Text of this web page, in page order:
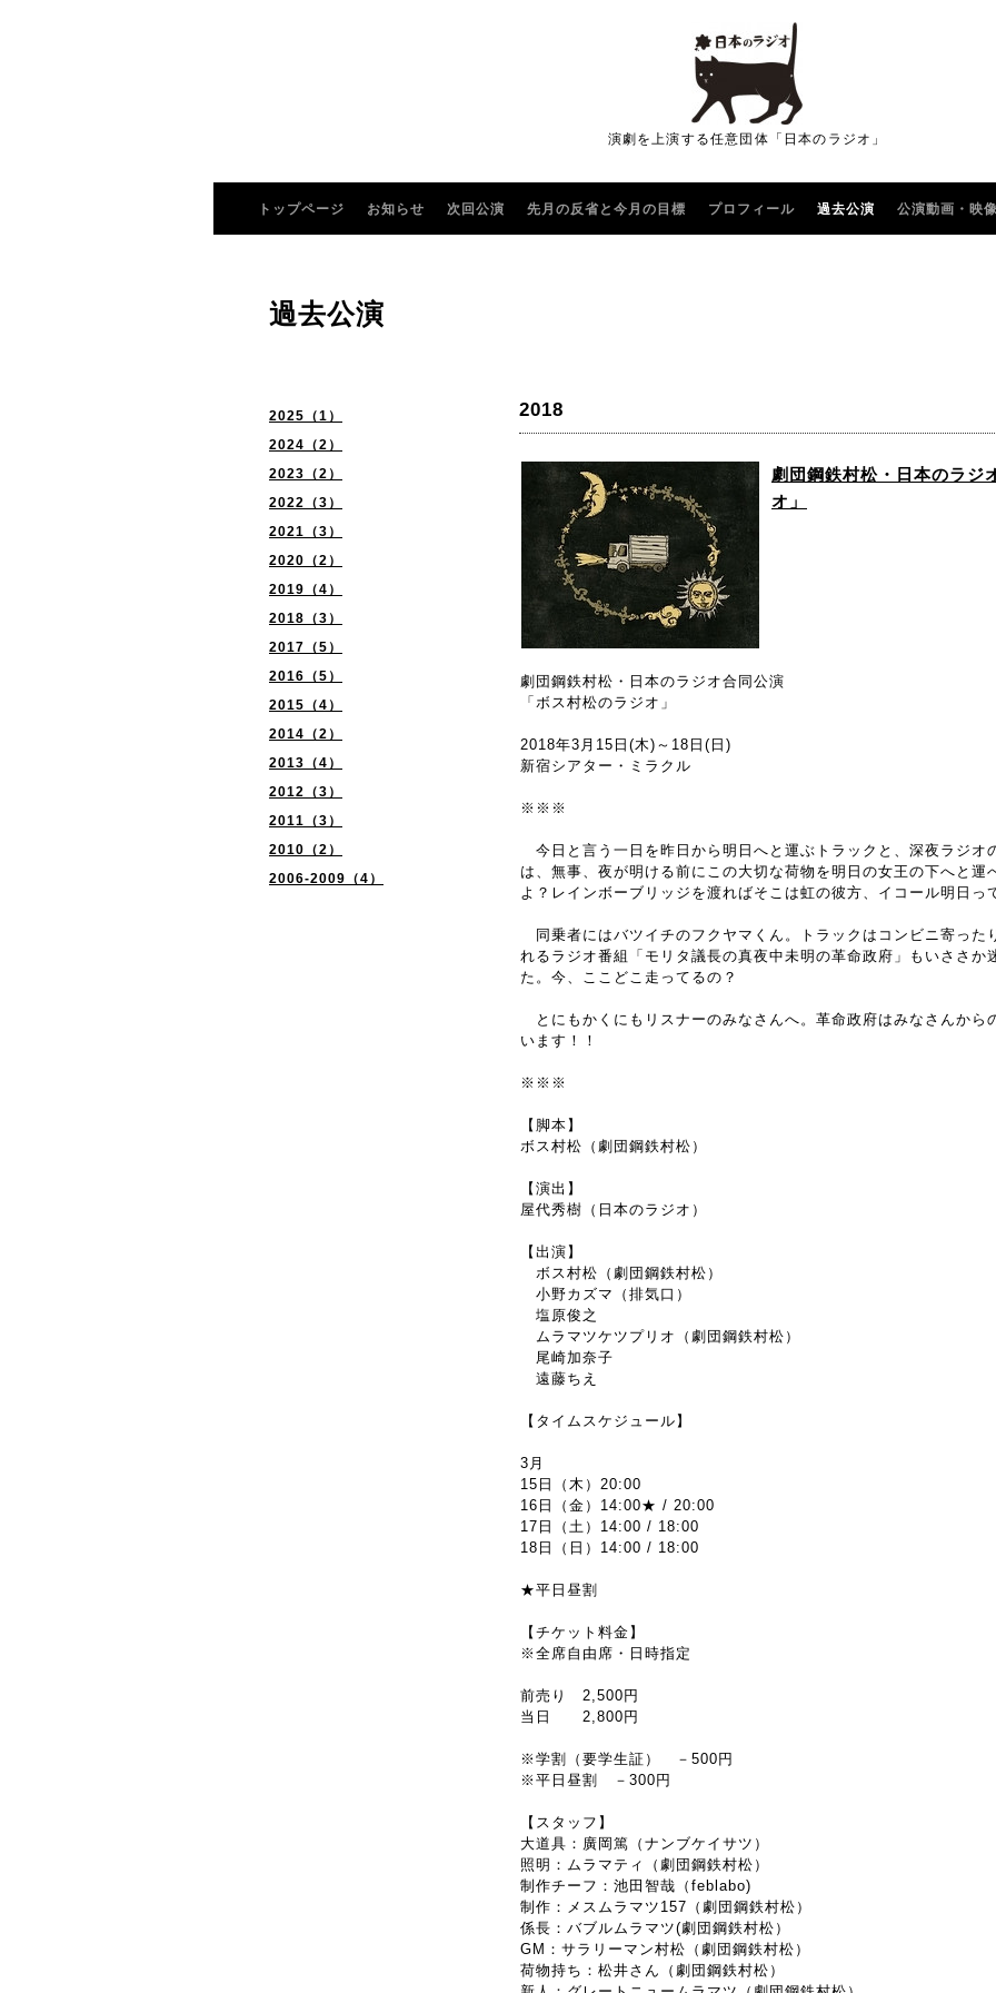
演劇を上演する任意団体「日本のラジオ」
トップページ お知らせ 次回公演 先月の反省と今月の目標 プロフィール 過去公演 公演動画・映
2025（1）
2024（2）
2023（2）
2022（3）
2021（3）
2020（2）
2019（4）
2018（3）
2017（5）
2016（5）
2015（4）
2014（2）
2013（4）
2012（3）
2011（3）
2010（2）
2006-2009（4）
過去公演
2018
劇団鋼鉄村松・日本のラジ
オ」
劇団鋼鉄村松・日本のラジオ合同公演
​「ボス村松のラジオ」
2018年3月15日(木)～18日(日)
新宿シアター・ミラクル
※※※
今日と言う一日を昨日から明日へと運ぶトラックと、深夜ラジオ
は、無事、夜が明ける前にこの大切な荷物を明日の女王の下へと運
よ？レインボーブリッジを渡ればそこは虹の彼方、イコール明日っ
同乗者にはバツイチのフクヤマくん。トラックはコンビニ寄った
れるラジオ番組「モリタ議長の真夜中未明の革命政府」もいささか
た。今、ここどこ走ってるの？
とにもかくにもリスナーのみなさんへ。革命政府はみなさんから
います！！
※※※
【脚本】
ボス村松（劇団鋼鉄村松）
【演出】
屋代秀樹（日本のラジオ）
【出演】
ボス村松（劇団鋼鉄村松）
小野カズマ（排気口）
塩原俊之
ムラマツケツプリオ（劇団鋼鉄村松）
尾崎加奈子
遠藤ちえ
【タイムスケジュール】
3月
15日（木）20:00
16日（金）14:00★ / 20:00
17日（土）14:00 / 18:00
18日（日）14:00 / 18:00
★平日昼割
【チケット料金】
※全席自由席・日時指定
​前売り 2,500円
当日 2,800円
※学割（要学生証） －500円
※平日昼割 －300円
【スタッフ】
大道具：廣岡篤（ナンブケイサツ）​
照明：ムラマティ（劇団鋼鉄村松）
制作チーフ：池田智哉（feblabo)
制作：メスムラマツ157（劇団鋼鉄村松）
係長：バブルムラマツ(劇団鋼鉄村松）
GM：サラリーマン村松（劇団鋼鉄村松）​
荷物持ち：松井さん（劇団鋼鉄村松）